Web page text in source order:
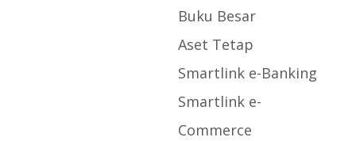
Buku Besar
Aset Tetap
Smartlink e-Banking
Smartlink e-
Commerce